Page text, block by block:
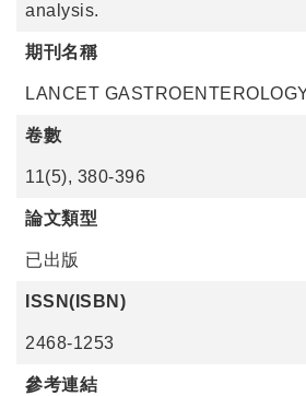
analysis.
期刊名稱
LANCET
卷數
11(5), 380-396
論文類型
已出版
ISSN(ISBN)
2468-1253
參考連結